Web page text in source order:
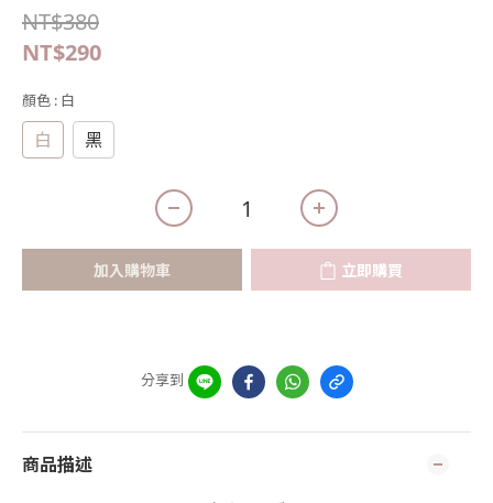
NT$380
NT$290
顏色 : 白
白 黑
加入購物車 立即購買
分享到
商品描述